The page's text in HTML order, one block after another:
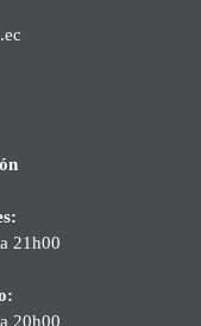
21h00
20h00